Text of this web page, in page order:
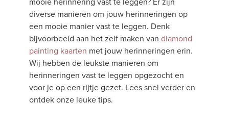
diverse manieren om jouw herinneringen op
een mooie manier vast te leggen. Denk
bijvoorbeeld aan het zelf maken van diamond
painting kaarten met jouw herinneringen erin.
Wij hebben de leukste manieren om
herinneringen vast te leggen opgezocht en
voor je op een rijtje gezet. Lees snel verder en
ontdek onze leuke tips.